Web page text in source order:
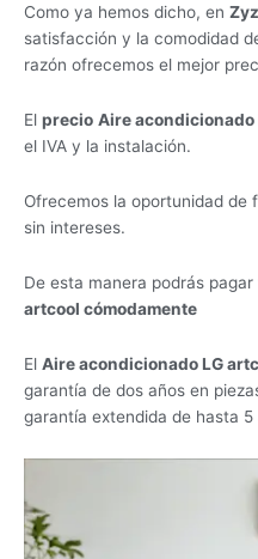
Como ya hemos dicho, en
satisfacción y la comodidad
razón ofrecemos el mejor
El precio Aire acondicionado
el IVA y la instalación.
Ofrecemos la oportunidad de
sin intereses.
De esta manera podrás pagar
artcool cómodamente
El Aire acondicionado LG
garantía de dos años en
garantía extendida de hasta